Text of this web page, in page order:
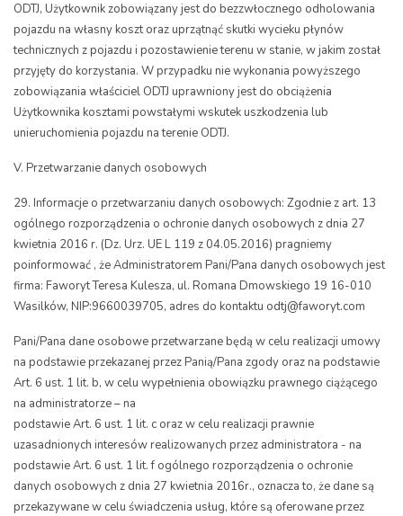
ODTJ, Użytkownik zobowiązany jest do bezzwłocznego odholowania
pojazdu na własny koszt oraz uprzątnąć skutki wycieku płynów
technicznych z pojazdu i pozostawienie terenu w stanie, w jakim został
przyjęty do korzystania. W przypadku nie wykonania powyższego
zobowiązania właściciel ODTJ uprawniony jest do obciążenia
Użytkownika kosztami powstałymi wskutek uszkodzenia lub
unieruchomienia pojazdu na terenie ODTJ.
V. Przetwarzanie danych osobowych
29. Informacje o przetwarzaniu danych osobowych: Zgodnie z art. 13
ogólnego rozporządzenia o ochronie danych osobowych z dnia 27
kwietnia 2016 r. (Dz. Urz. UE L 119 z 04.05.2016) pragniemy
poinformować , że Administratorem Pani/Pana danych osobowych jest
firma: FaworytTeresa Kulesza, ul. Romana Dmowskiego 19 16-010
Wasilków, NIP:9660039705, adres do kontaktu odtj@faworyt.com
Pani/Pana dane osobowe przetwarzane będą w celu realizacji umowy
na podstawie przekazanej przez Panią/Pana zgody oraz na podstawie
Art. 6 ust. 1 lit. b, w celu wypełnienia obowiązku prawnego ciążącego
na administratorze – na
podstawie Art. 6 ust. 1 lit. c oraz w celu realizacji prawnie
uzasadnionych interesów realizowanych przez administratora - na
podstawie Art. 6 ust. 1 lit. f ogólnego rozporządzenia o ochronie
danych osobowych z dnia 27 kwietnia 2016r., oznacza to, że dane są
przekazywane w celu świadczenia usług, które są oferowane przez